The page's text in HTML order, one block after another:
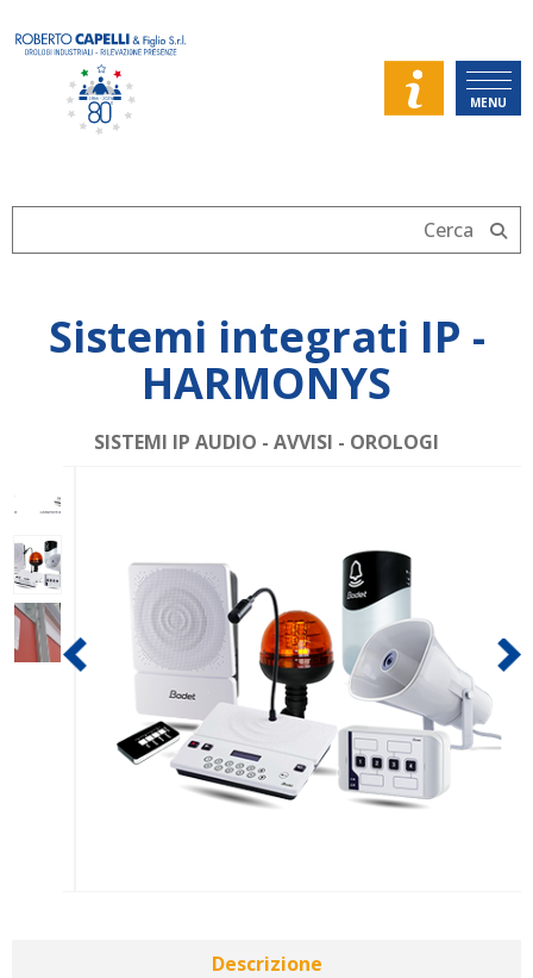
MENU
Sistemi integrati IP -
HARMONYS
SISTEMI IP AUDIO - AVVISI - OROLOGI
Descrizione